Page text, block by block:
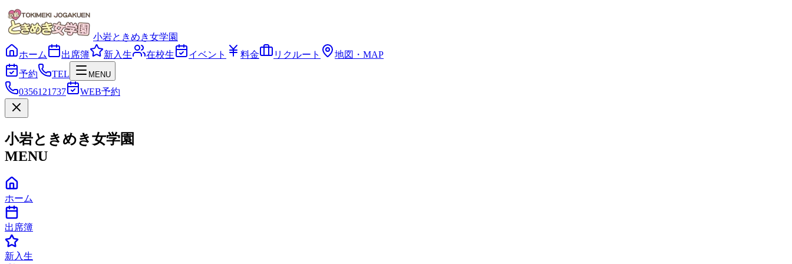
小岩ときめき女学園
ホーム
出席簿 新入生 在校生 イベント 料金 リクルート
地図・MAP
予約
TEL MENU
0356121737 WEB予約
小岩ときめき女学園
MENU
ホーム
出席簿
新入生